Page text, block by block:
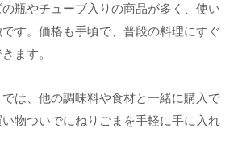
瓶やチューブ入りの商品が多く、使い
す。価格も手頃で、普段の料理にすぐ
ます。
は、他の調味料や食材と一緒に購入で
物ついでにねりごまを手軽に手に入れ